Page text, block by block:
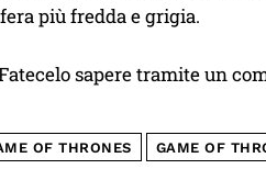
più fredda e grigia.
sapere tramite un
OF THRONES GAME OF